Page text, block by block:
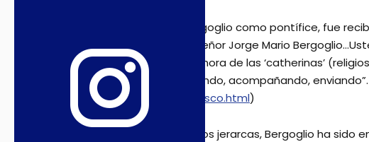
La elección de Bergoglio como pontífice, fue
y recordado monseñor Jorge Mario
los sacerdotes y ahora de las ‘catherinas’
nos sigue escuchando, acompañando,
eleccion-de-francisco.html)
Como muchos otros jerarcas, Bergoglio ha